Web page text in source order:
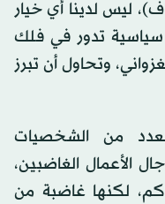
ليس لدينا أي خيار
سياسية تدور في فلك
وتحاول أن تبرز
من الشخصيات
الأعمال الغاضبين،
لكنها غاضبة من